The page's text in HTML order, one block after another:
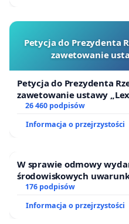
Petycja do Prezydenta
zawetowanie
Petycja do Prezydenta
zawetowanie ustawy
26 460 podpisów
Informacja o przejrzystości
W sprawie odmowy
środowiskowych
zakładu wytwarzania
Ostrowiu Południowym
Puszczy Knyszyńskiej
176 podpisów
Informacja o przejrzystości